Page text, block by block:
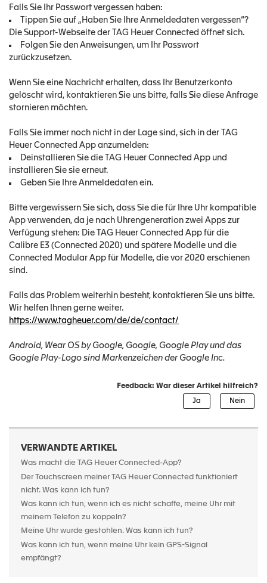
Falls Sie Ihr Passwort vergessen haben:
Tippen Sie auf „Haben Sie Ihre Anmeldedaten vergessen“?
Die Support-Webseite der TAG Heuer Connected öffnet sich.
Folgen Sie den Anweisungen, um Ihr Passwort
zurückzusetzen.
Wenn Sie eine Nachricht erhalten, dass Ihr Benutzerkonto
gelöscht wird, kontaktieren Sie uns bitte, falls Sie diese Anfrage
stornieren möchten.
Falls Sie immer noch nicht in der Lage sind, sich in der TAG
Heuer Connected App anzumelden:
Deinstallieren Sie die TAG Heuer Connected App und
installieren Sie sie erneut.
Geben Sie Ihre Anmeldedaten ein.
Bitte vergewissern Sie sich, dass Sie die für Ihre Uhr kompatible
App verwenden, da je nach Uhrengeneration zwei Apps zur
Verfügung stehen: Die TAG Heuer Connected App für die
Calibre E3 (Connected 2020) und spätere Modelle und die
Connected Modular App für Modelle, die vor 2020 erschienen
sind.
Falls das Problem weiterhin besteht, kontaktieren Sie uns bitte.
Wir helfen Ihnen gerne weiter.
https://www.tagheuer.com/de/de/contact/
Android, Wear OS by Google, Google, Google Play und das
Google Play-Logo sind Markenzeichen der Google Inc.
Feedback: War dieser Artikel hilfreich?
VERWANDTE ARTIKEL
Was macht die TAG Heuer Connected-App?
Der Touchscreen meiner TAG Heuer Connected funktioniert
nicht. Was kann ich tun?
Was kann ich tun, wenn ich es nicht schaffe, meine Uhr mit
meinem Telefon zu koppeln?
Meine Uhr wurde gestohlen. Was kann ich tun?
Was kann ich tun, wenn meine Uhr kein GPS-Signal
empfängt?